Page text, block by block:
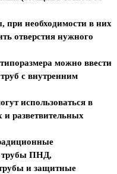
, при необходимости в них
отверстия нужного
можно ввести
с внутренним
использоваться в
и разветвительных
трубы ПНД,
и защитные